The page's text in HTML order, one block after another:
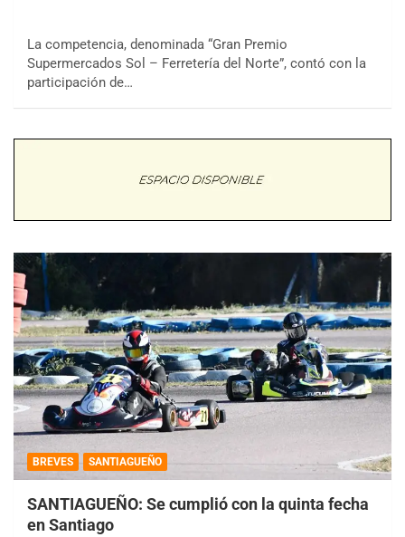
La competencia, denominada “Gran Premio
Supermercados Sol – Ferretería del Norte”, contó con la
participación de…
BREVES SANTIAGUEÑO
SANTIAGUEÑO: Se cumplió con la quinta fecha
en Santiago